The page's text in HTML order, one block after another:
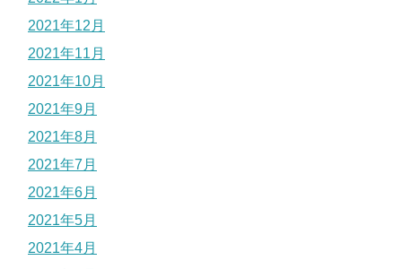
2021年12月
2021年11月
2021年10月
2021年9月
2021年8月
2021年7月
2021年6月
2021年5月
2021年4月